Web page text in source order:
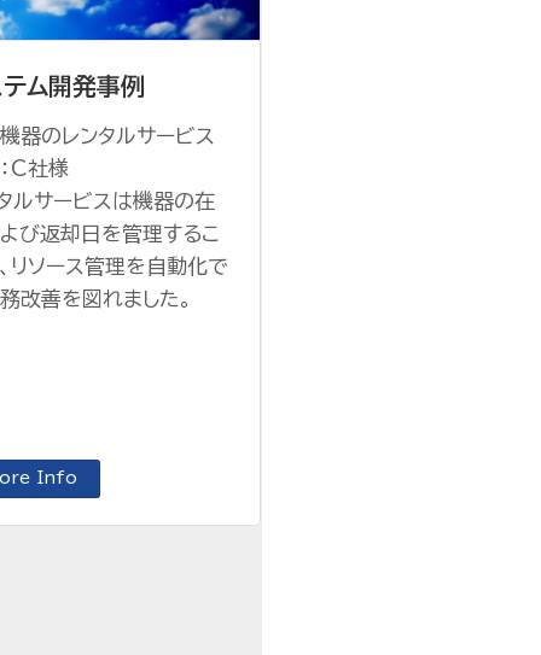
ム開発事例
器のレンタルサービス
C社様
ルサービスは機器の在
び返却日を管理するこ
リソース管理を自動化で
改善を図れました。
Info